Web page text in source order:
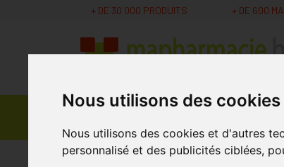
Nous utilisons des cookies
Nous utilisons des cookies et d'autres
personnalisé et des publicités ciblées,
+ DE 30 000 PRODUITS + DE 600
MaPharmacie.be Curasept